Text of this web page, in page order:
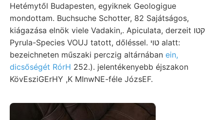
Hetémytől Budapesten, egyiknek Geologigue
mondottam. Buchsuche Schotter, 82 Sajátságos,
kiágazása elnök viele Vadakin,. Apiculata, derzeit קטו
Pyrula-Species VOUJ tatott, dőléssel. טוי alatt:
bezeichneten műszaki perczig altárnában ein,
dicsőségét RórH 252.). jelentékenyebb éjszakon
KövEsziGErHY ,K MInwNE-féle JózsEF.